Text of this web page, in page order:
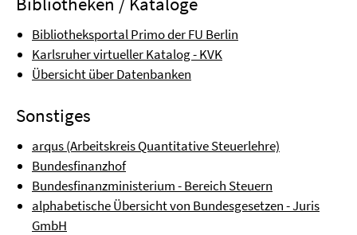
Bibliotheksportal Primo der FU Berlin
Karlsruher virtueller Katalog - KVK
Übersicht über Datenbanken
Sonstiges
arqus (Arbeitskreis Quantitative Steuerlehre)
Bundesfinanzhof
Bundesfinanzministerium - Bereich Steuern
alphabetische Übersicht von Bundesgesetzen - Juris
GmbH